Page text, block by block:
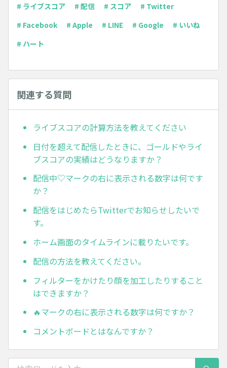
# ライブスコア # 配信 # スコア
# Twitter
# Facebook
# Apple # LINE # Google
# いいね
# ハート
関連する質問
ライブスコアの計算方法を教えてください
日付を超えて配信したときに、ゴールドやライ
ブスコアの実績はどうなりますか？
配信中♡マークの右に表示される数字は何です
か？
配信をはじめたらTwitterでお知らせしたいで
す。
ホーム画面のタイムラインに載りたいです。
配信の方法を教えてください。
フィルターをかけたり顔を加工したりすること
はできますか？
🔥マークの右に表示される数字は何ですか？
コメントボードとはなんですか？